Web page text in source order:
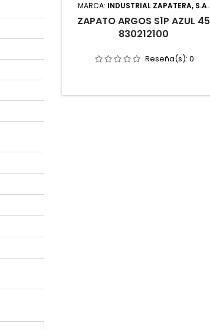
MARCA: INDUSTRIAL ZAPATERA, S.A.
ZAPATO ARGOS S1P AZUL 45
830212100
Reseña(s): 0